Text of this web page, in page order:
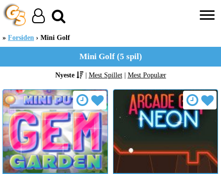
Forsiden Mini Golf
Mini Golf (5 spil)
Nyeste Mest Spillet Mest Populær